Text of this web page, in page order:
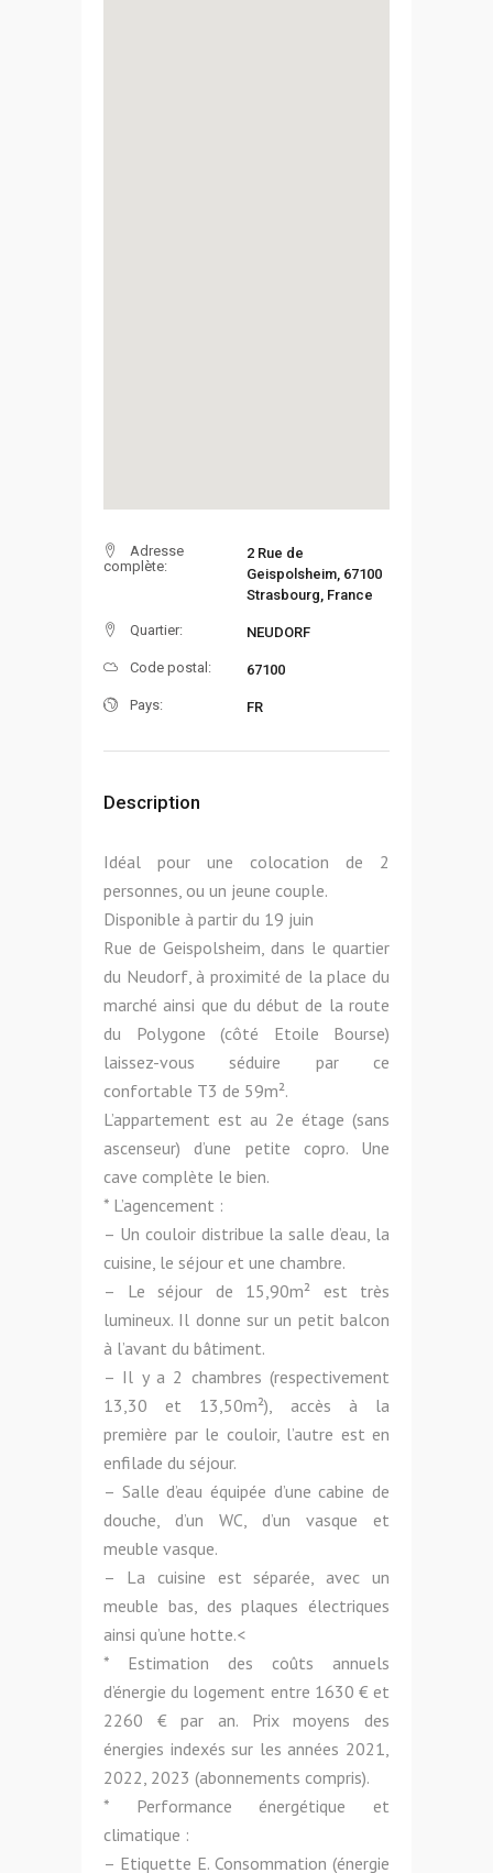
Adresse
complète:
2 Rue de
Geispolsheim, 67100
Strasbourg, France
Quartier: NEUDORF
Code postal: 67100
Pays: FR
Description
Idéal pour une colocation de 2
personnes, ou un jeune couple.
Disponible à partir du 19 juin
Rue de Geispolsheim, dans le quartier
du Neudorf, à proximité de la place du
marché ainsi que du début de la route
du Polygone (côté Etoile Bourse)
laissez-vous séduire par ce
confortable T3 de 59m².
L’appartement est au 2e étage (sans
ascenseur) d’une petite copro. Une
cave complète le bien.
* L’agencement :
– Un couloir distribue la salle d’eau, la
cuisine, le séjour et une chambre.
– Le séjour de 15,90m² est très
lumineux. Il donne sur un petit balcon
à l’avant du bâtiment.
– Il y a 2 chambres (respectivement
13,30 et 13,50m²), accès à la
première par le couloir, l’autre est en
enfilade du séjour.
– Salle d’eau équipée d’une cabine de
douche, d’un WC, d’un vasque et
meuble vasque.
– La cuisine est séparée, avec un
meuble bas, des plaques électriques
ainsi qu’une hotte.<
* Estimation des coûts annuels
d’énergie du logement entre 1630 € et
2260 € par an. Prix moyens des
énergies indexés sur les années 2021,
2022, 2023 (abonnements compris).
* Performance énergétique et
climatique :
– Etiquette E. Consommation (énergie